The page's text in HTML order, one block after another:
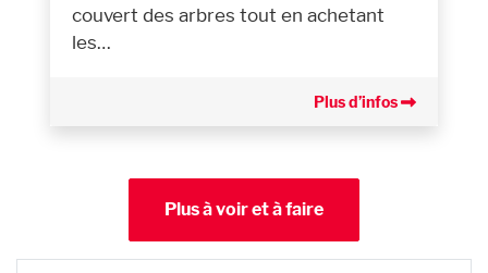
couvert des arbres tout en achetant
les…
Plus d’infos
Plus à voir et à faire